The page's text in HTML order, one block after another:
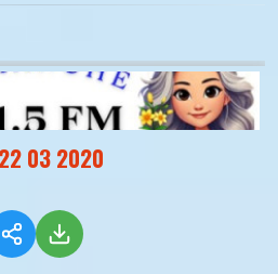
03 2020